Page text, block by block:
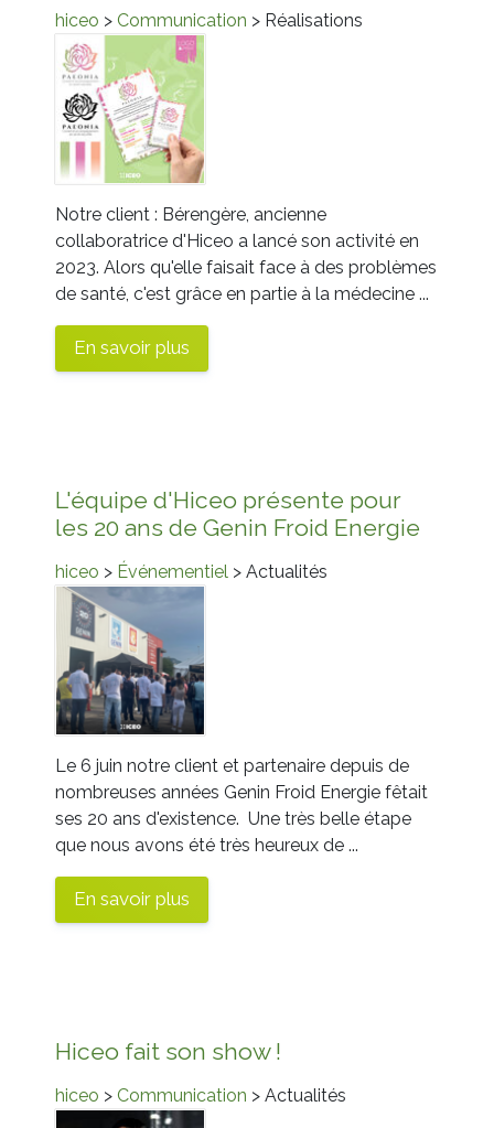
hiceo > Communication > Réalisations
Notre client : Bérengère, ancienne
collaboratrice d'Hiceo a lancé son activité en
2023. Alors qu'elle faisait face à des problèmes
de santé, c'est grâce en partie à la médecine ...
En savoir plus
L'équipe d'Hiceo présente pour
les 20 ans de Genin Froid Energie
hiceo > Événementiel > Actualités
Le 6 juin notre client et partenaire depuis de
nombreuses années Genin Froid Energie fêtait
ses 20 ans d'existence. Une très belle étape
que nous avons été très heureux de ...
En savoir plus
Hiceo fait son show !
hiceo > Communication > Actualités